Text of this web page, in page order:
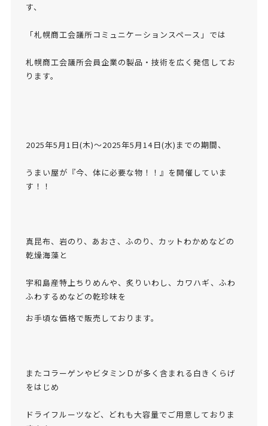
す、
「札幌商工会議所コミュニケーションスペース」では
札幌商工会議所会員企業の製品・技術を広く発信してお
ります。
2025年5月1日(木)～2025年5月14日(水)までの期間、
うまい屋が『今、体に必要な物！！』を開催していま
す！！
真昆布、岩のり、あおさ、ふのり、カットわかめなどの
乾燥海藻と
宇和島産特上ちりめんや、炙りいわし、カワハギ、ふわ
ふわするめなどの乾珍味を
お手頃な価格で販売しております。
またコラーゲンやビタミンＤが多く含まれる白きくらげ
をはじめ
ドライフルーツなど、どれも大容量でご用意しておりま